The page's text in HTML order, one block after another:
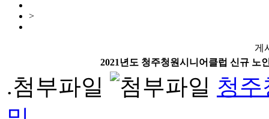
>
게
2021년도 청주청원시니어클럽 신규 노
.첨부파일
청주